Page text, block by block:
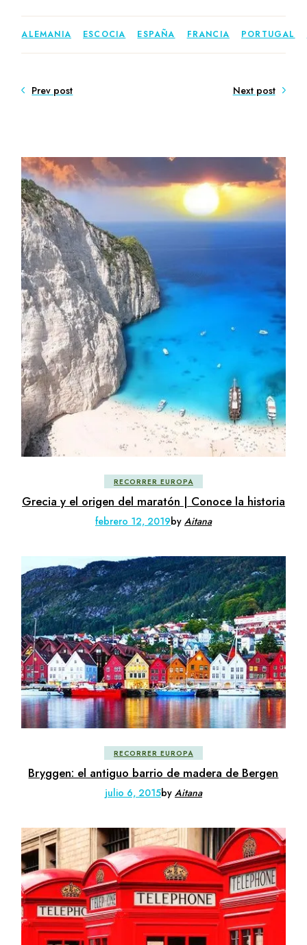
ALEMANIA ESCOCIA ESPAÑA FRANCIA PORTUGAL
Prev post Next post
RECORRER EUROPA
Grecia y el origen del maratón | Conoce la historia
febrero 12, 2019by Aitana
RECORRER EUROPA
Bryggen: el antiguo barrio de madera de Bergen
julio 6, 2015by Aitana